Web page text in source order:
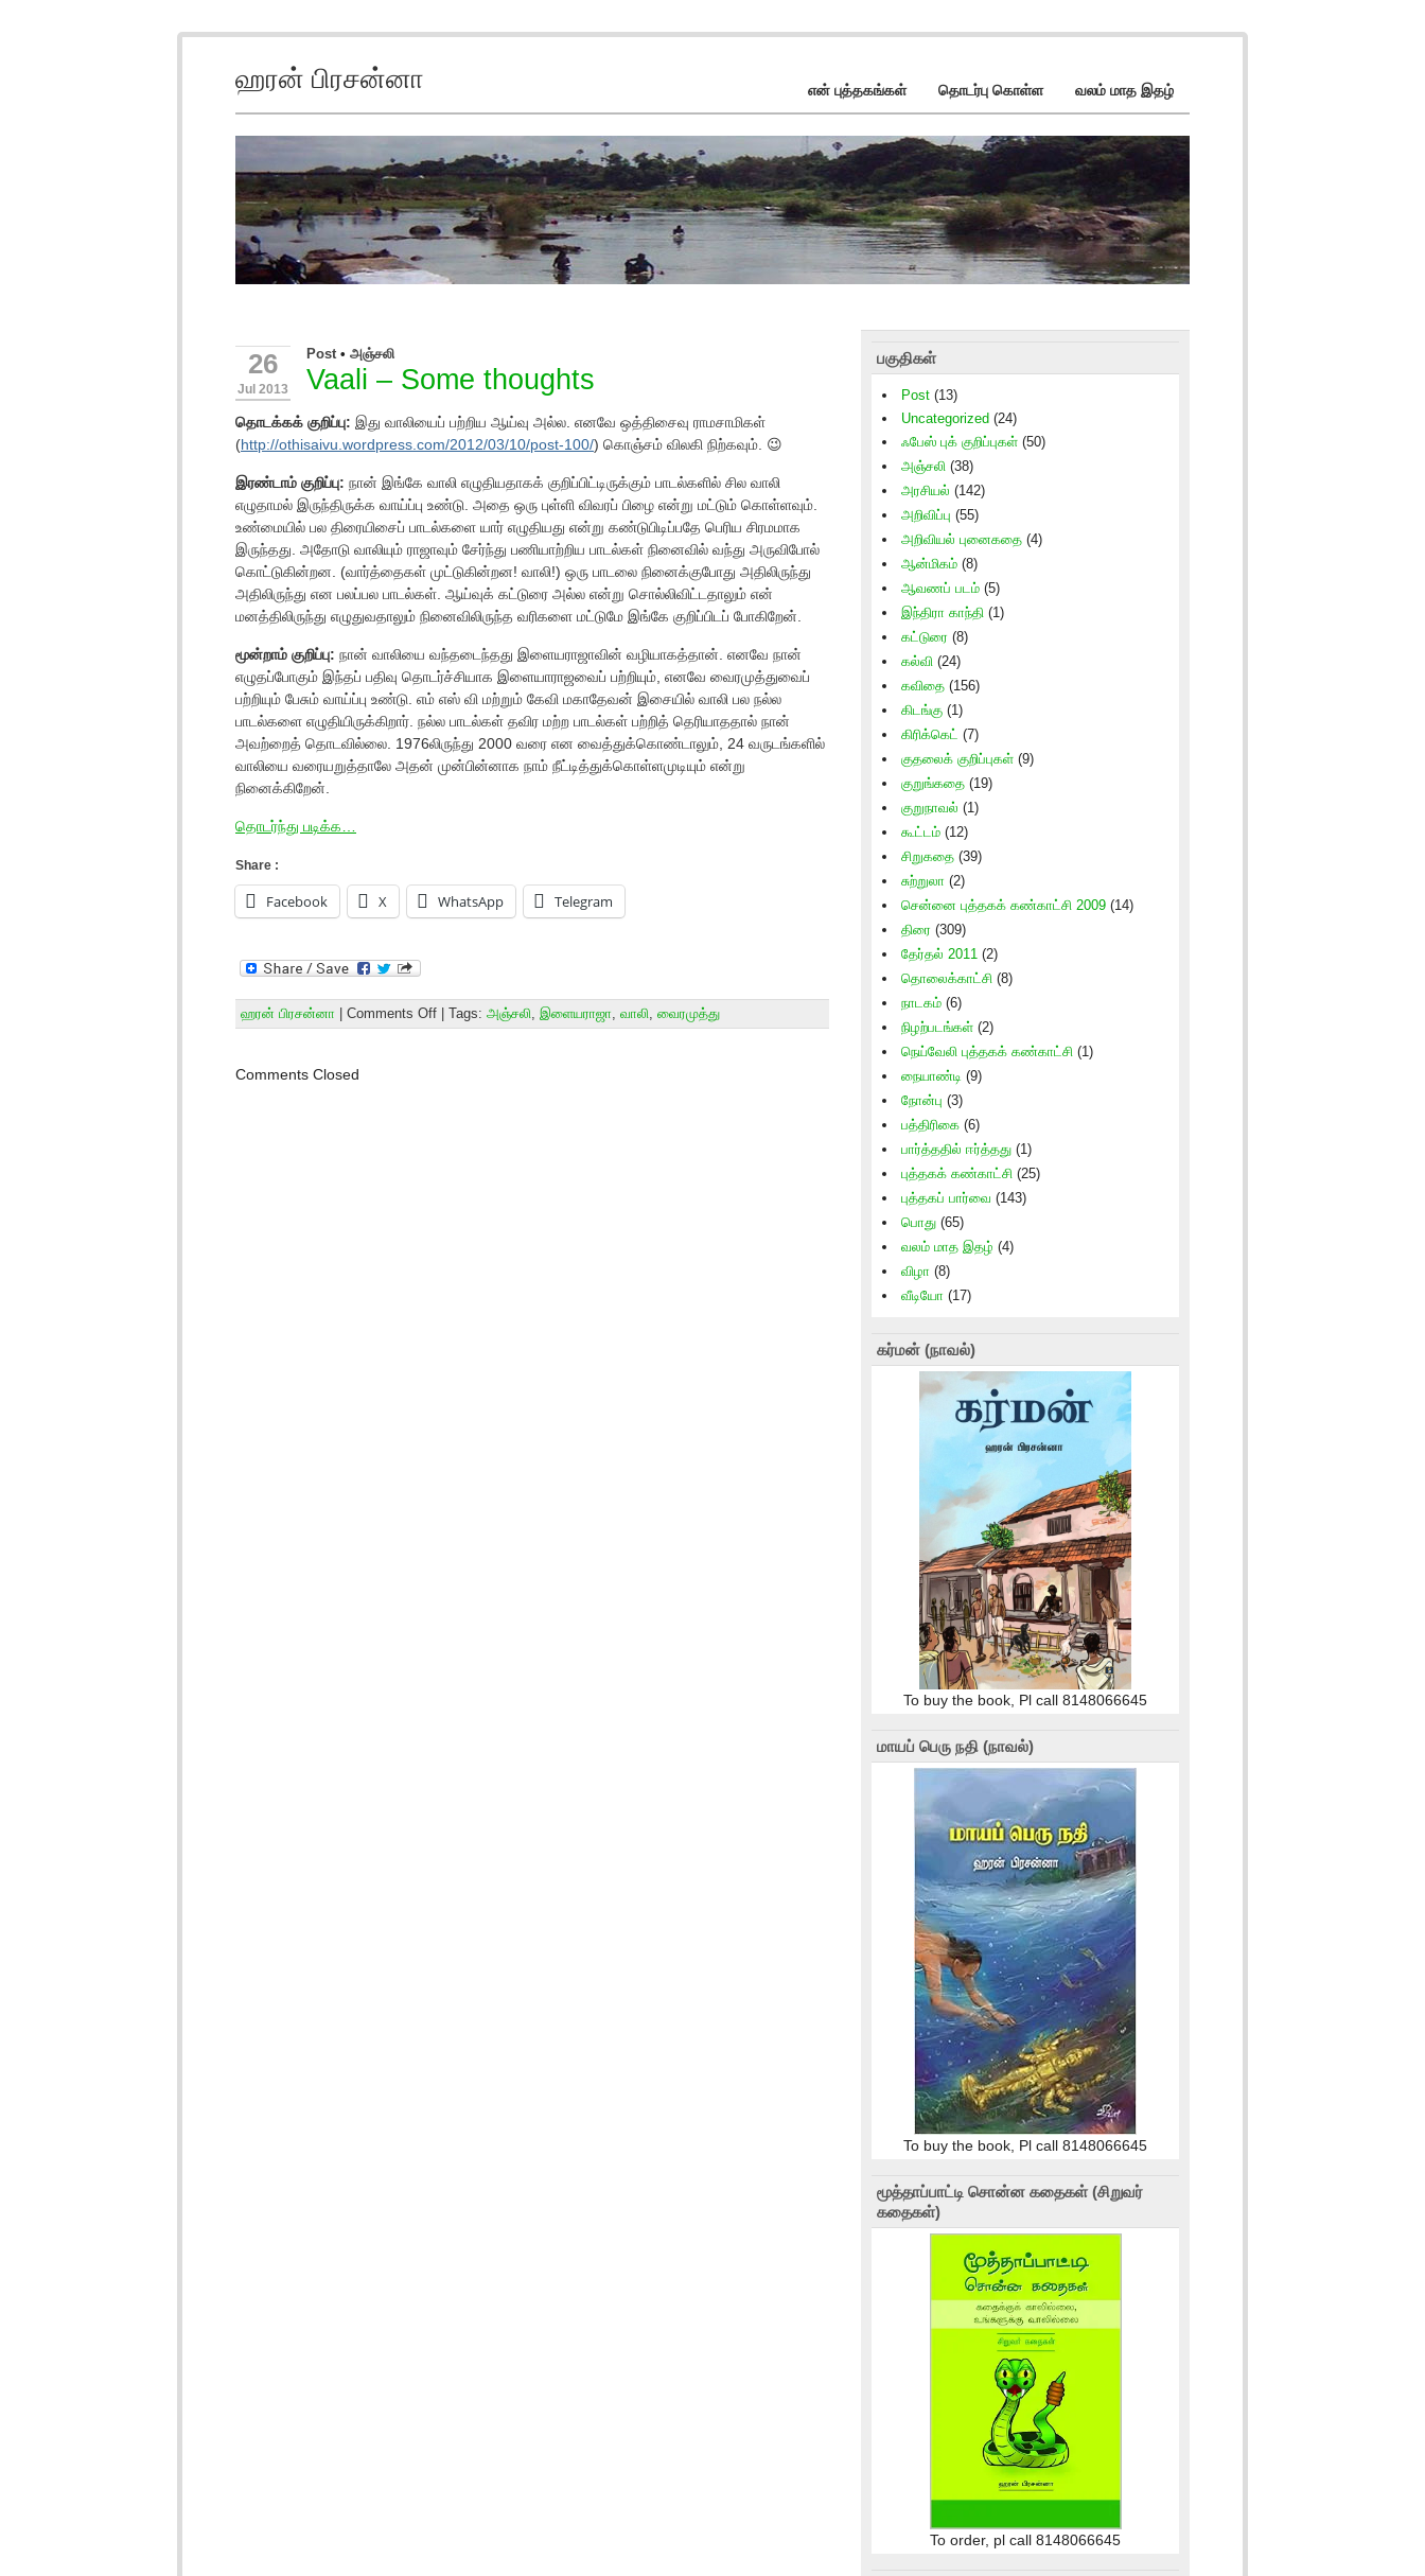
ஹரன் பிரசன்னா என் புத்தகங்கள் தொடர்பு கொள்ள வலம் மாத இதழ்
26
Jul 2013
Post• அஞ்சலி
Vaali – Some thoughts
தொடக்கக் குறிப்பு: இது வாலியைப் பற்றிய ஆய்வு அல்ல. எனவே ஒத்திசைவு ராமசாமிகள்
(http://othisaivu.wordpress.com/2012/03/10/post-100/) கொஞ்சம் விலகி நிற்கவும். 😉
இரண்டாம் குறிப்பு: நான் இங்கே வாலி எழுதியதாகக் குறிப்பிட்டிருக்கும் பாடல்களில் சில வாலி
எழுதாமல் இருந்திருக்க வாய்ப்பு உண்டு. அதை ஒரு புள்ளி விவரப் பிழை என்று மட்டும் கொள்ளவும்.
உண்மையில் பல திரையிசைப் பாடல்களை யார் எழுதியது என்று கண்டுபிடிப்பதே பெரிய சிரமமாக
இருந்தது. அதோடு வாலியும் ராஜாவும் சேர்ந்து பணியாற்றிய பாடல்கள் நினைவில் வந்து அருவிபோல்
கொட்டுகின்றன. (வார்த்தைகள் முட்டுகின்றன! வாலி!) ஒரு பாடலை நினைக்குபோது அதிலிருந்து
அதிலிருந்து என பலப்பல பாடல்கள். ஆய்வுக் கட்டுரை அல்ல என்று சொல்லிவிட்டதாலும் என்
மனத்திலிருந்து எழுதுவதாலும் நினைவிலிருந்த வரிகளை மட்டுமே இங்கே குறிப்பிடப் போகிறேன்.
மூன்றாம் குறிப்பு: நான் வாலியை வந்தடைந்தது இளையராஜாவின் வழியாகத்தான். எனவே நான்
எழுதப்போகும் இந்தப் பதிவு தொடர்ச்சியாக இளையாராஜவைப் பற்றியும், எனவே வைரமுத்துவைப்
பற்றியும் பேசும் வாய்ப்பு உண்டு. எம் எஸ் வி மற்றும் கேவி மகாதேவன் இசையில் வாலி பல நல்ல
பாடல்களை எழுதியிருக்கிறார். நல்ல பாடல்கள் தவிர மற்ற பாடல்கள் பற்றித் தெரியாததால் நான்
அவற்றைத் தொடவில்லை. 1976லிருந்து 2000 வரை என வைத்துக்கொண்டாலும், 24 வருடங்களில்
வாலியை வரையறுத்தாலே அதன் முன்பின்னாக நாம் நீட்டித்துக்கொள்ளமுடியும் என்று
நினைக்கிறேன்.
தொடர்ந்து படிக்க…
Share :
Facebook X WhatsApp Telegram
ஹரன் பிரசன்னா Comments Off | Tags: அஞ்சலி, இளையராஜா, வாலி, வைரமுத்து
Comments Closed
பகுதிகள்
Post(13)
Uncategorized (24)
ஃபேஸ் புக் குறிப்புகள்(50)
அஞ்சலி(38)
அரசியல் (142)
அறிவிப்பு (55)
அறிவியல் புனைகதை(4)
ஆன்மிகம்(8)
ஆவணப் படம்(5)
இந்திரா காந்தி(1)
கட்டுரை (8)
கல்வி(24)
கவிதை(156)
கிடங்கு(1)
கிரிக்கெட் (7)
குதலைக் குறிப்புகள்(9)
குறுங்கதை(19)
குறுநாவல் (1)
கூட்டம்(12)
சிறுகதை(39)
சுற்றுலா (2)
சென்னை புத்தகக் கண்காட்சி 2009(14)
திரை (309)
தேர்தல் 2011(2)
தொலைக்காட்சி(8)
நாடகம்(6)
நிழற்படங்கள்(2)
நெய்வேலி புத்தகக் கண்காட்சி(1)
நையாண்டி(9)
நோன்பு (3)
பத்திரிகை(6)
பார்த்ததில் ஈர்த்தது(1)
புத்தகக் கண்காட்சி(25)
புத்தகப் பார்வை (143)
பொது(65)
வலம் மாத இதழ் (4)
விழா (8)
வீடியோ (17)
கர்மன் (நாவல்)
To buy the book, Pl call 8148066645
மாயப் பெரு நதி (நாவல்)
To buy the book, Pl call 8148066645
மூத்தாப்பாட்டி சொன்ன கதைகள் (சிறுவர்
கதைகள்)
To order, pl call 8148066645